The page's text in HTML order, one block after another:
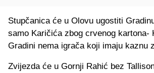
Stupčanica će u Olovu ugostiti
samo Karičića zbog crvenog kartona-
Gradini nema igrača koji imaju kaznu
Zvijezda će u Gornji Rahić bez